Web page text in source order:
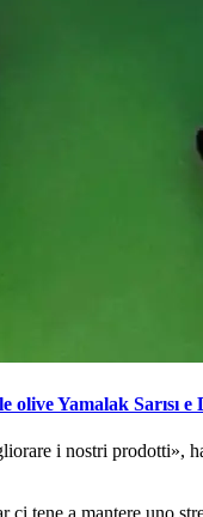
Yamalak Sarısı
i nostri pro­dotti»,
ten­e a man­tere uno